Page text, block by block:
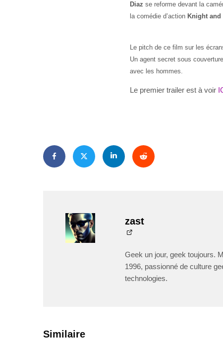
Diaz se reforme devant la
la comédie d’action Knight and
Le pitch de ce film sur les
Un agent secret sous
avec les hommes.
Le premier trailer est à voir
zast
Geek un jour, geek toujours.
1996, passionné de culture
technologies.
Similaire